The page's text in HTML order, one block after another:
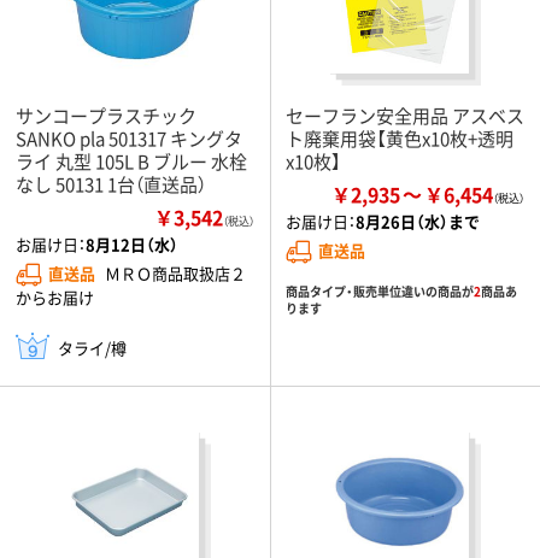
サンコープラスチック
SANKO pla 501317 キングタ
ライ 丸型 105L B ブルー 水栓
なし 50131 1台（直送品）
￥3,542（税込）
お届け日：8月12日（水）
直送品 ＭＲＯ商品取扱店２
からお届け
タライ/樽
セーフラン安全用品 アスベス
ト廃棄用袋【黄色x10枚+透明
x10枚】
￥2,935 ￥6,454
お届け日：8月26日（水）まで
直送品
商品タイプ・販売単位違いの商品が2商品あ
ります